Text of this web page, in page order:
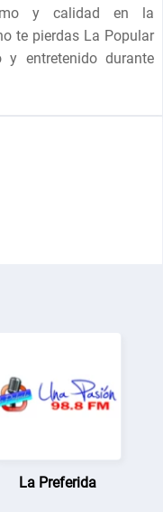
y calidad en la
te pierdas La Popular
y entretenido durante
La Preferida